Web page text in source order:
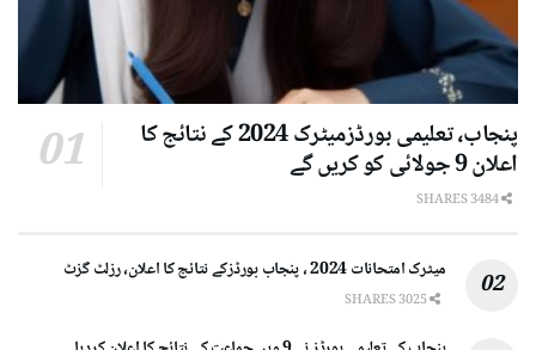
پنجاب، تعلیمی بورڈزمیٹرک 2024 کے نتائج کا
اعلان 9 جولائی کو کریں گے
میٹرک امتحانات 2024 ، پنجاب بورڈزکے نتائج کا اعلان، رزلٹ گزٹ